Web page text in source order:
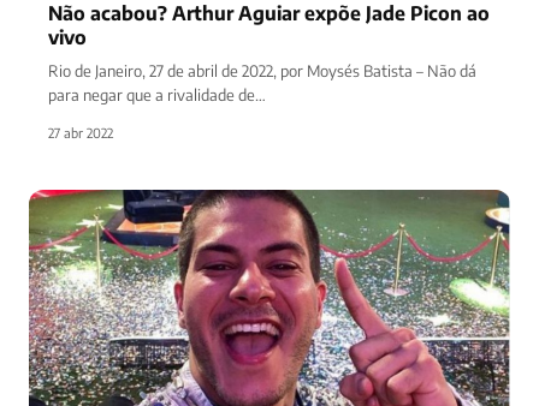
Não acabou? Arthur Aguiar expõe Jade Picon ao
vivo
Rio de Janeiro, 27 de abril de 2022, por Moysés Batista – Não dá
para negar que a rivalidade de…
27 abr 2022